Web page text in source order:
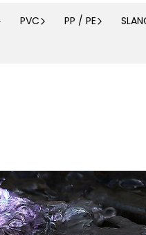
PVC PP / PE